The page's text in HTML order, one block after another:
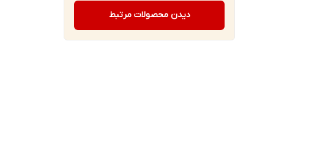
دیدن محصولات مرتبط